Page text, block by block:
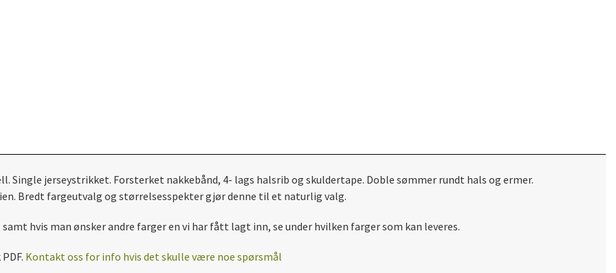
jerseystrikket. Forsterket nakkebånd, 4- lags halsrib og skuldertape. Doble sømmer rundt hals og ermer.
Bredt fargeutvalg og størrelsesspekter gjør denne til et naturlig valg.
hvis man ønsker andre farger en vi har fått lagt inn, se under hvilken farger som kan leveres.
Kontakt oss for info hvis det skulle være noe spørsmål